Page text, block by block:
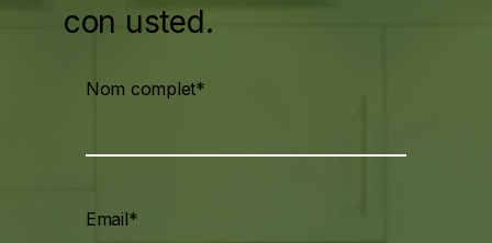
con usted.
Nom complet*
Email*